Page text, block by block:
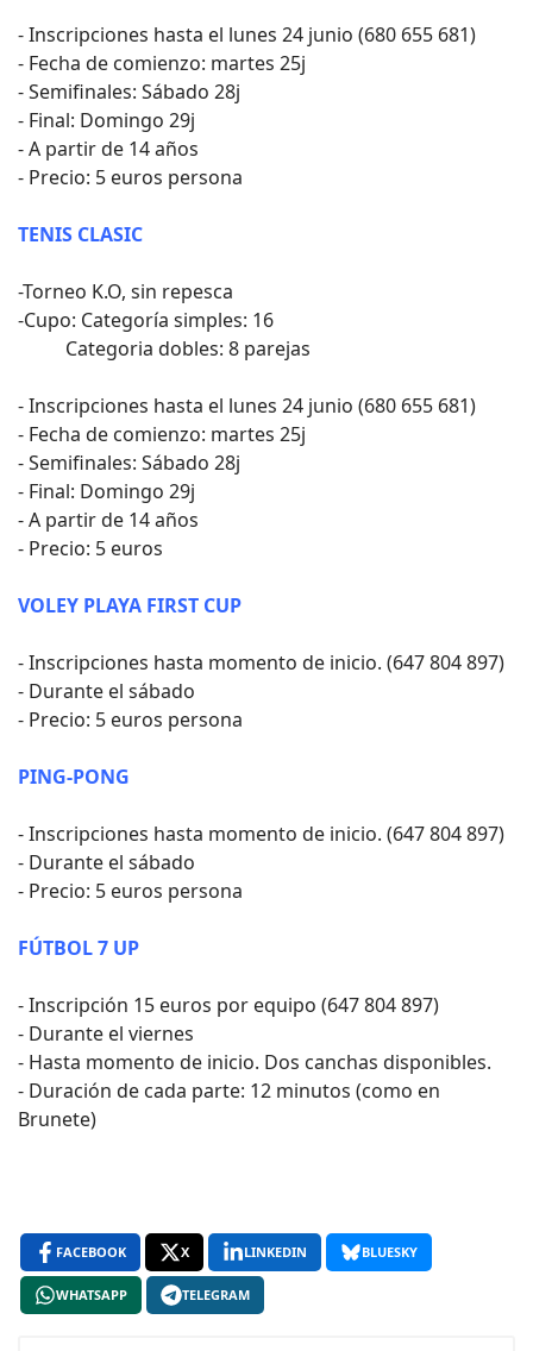
- Inscripciones hasta el lunes 24 junio (680 655 681)
- Fecha de comienzo: martes 25j
- Semifinales: Sábado 28j
- Final: Domingo 29j
- A partir de 14 años
- Precio: 5 euros persona
TENIS CLASIC
-Torneo K.O, sin repesca
-Cupo: Categoría simples: 16
Categoria dobles: 8 parejas
- Inscripciones hasta el lunes 24 junio (680 655 681)
- Fecha de comienzo: martes 25j
- Semifinales: Sábado 28j
- Final: Domingo 29j
- A partir de 14 años
- Precio: 5 euros
VOLEY PLAYA FIRST CUP
- Inscripciones hasta momento de inicio. (647 804 897)
- Durante el sábado
- Precio: 5 euros persona
PING-PONG
- Inscripciones hasta momento de inicio. (647 804 897)
- Durante el sábado
- Precio: 5 euros persona
FÚTBOL 7 UP
- Inscripción 15 euros por equipo (647 804 897)
- Durante el viernes
- Hasta momento de inicio. Dos canchas disponibles.
- Duración de cada parte: 12 minutos (como en
Brunete)
FACEBOOK X LINKEDIN BLUESKY
WHATSAPP TELEGRAM